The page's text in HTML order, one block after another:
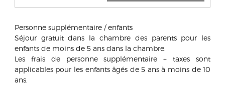
Personne supplémentaire / enfants
Séjour gratuit dans la chambre des parents pour les
enfants de moins de 5 ans dans la chambre.
Les frais de personne supplémentaire + taxes sont
applicables pour les enfants âgés de 5 ans à moins de 10
ans.